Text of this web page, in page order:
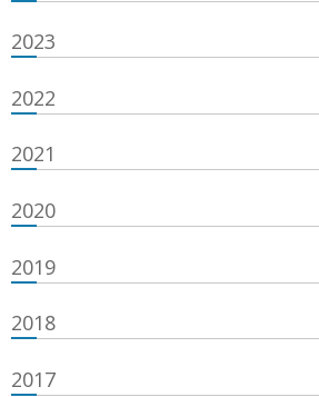
2023
2022
2021
2020
2019
2018
2017